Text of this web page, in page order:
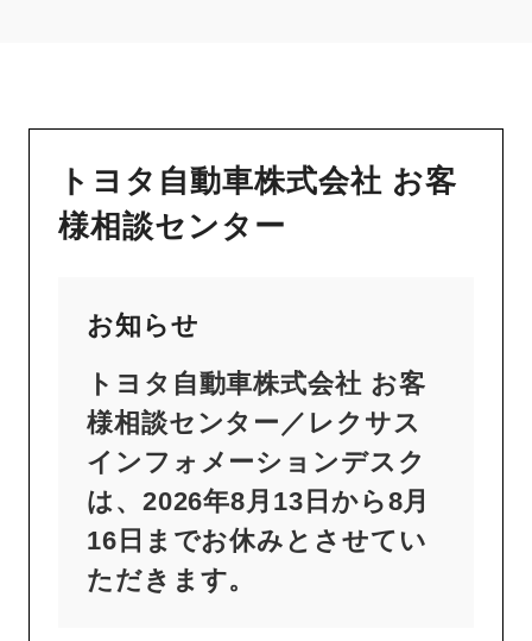
トヨタ自動車株式会社 お客
様相談センター
お知らせ
トヨタ自動車株式会社 お客
様相談センター／レクサス
インフォメーションデスク
は、2026年8月13日から8月
16日までお休みとさせてい
ただきます。